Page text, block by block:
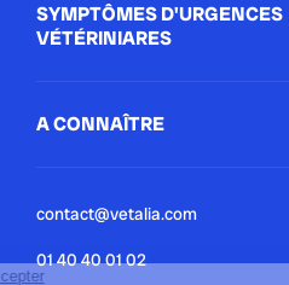
SYMPTÔMES D'URGENCES
VÉTÉRINIARES
A CONNAÎTRE
contact@vetalia.com
01 40 40 01 02